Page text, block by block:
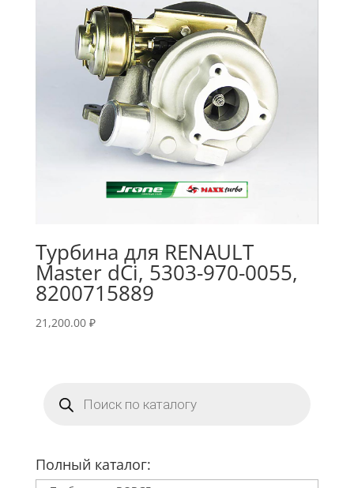
Турбина для RENAULT
Master dCi, 5303-970-0055,
8200715889
21,200.00 ₽
товаров
Полный каталог: